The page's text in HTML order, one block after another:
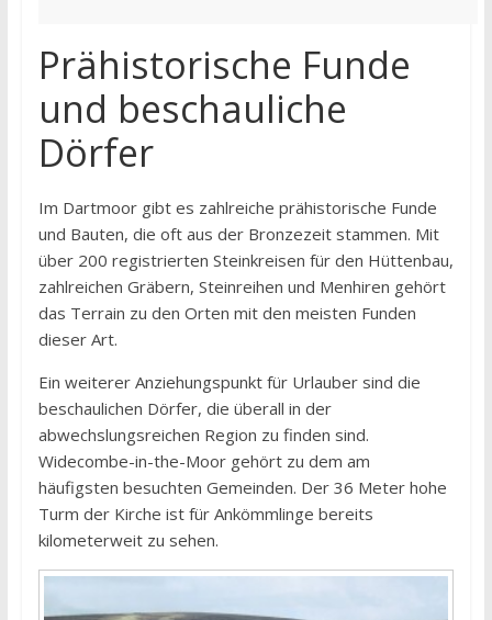
Prähistorische Funde
und beschauliche
Dörfer
Im Dartmoor gibt es zahlreiche prähistorische Funde
und Bauten, die oft aus der Bronzezeit stammen. Mit
über 200 registrierten Steinkreisen für den Hüttenbau,
zahlreichen Gräbern, Steinreihen und Menhiren gehört
das Terrain zu den Orten mit den meisten Funden
dieser Art.
Ein weiterer Anziehungspunkt für Urlauber sind die
beschaulichen Dörfer, die überall in der
abwechslungsreichen Region zu finden sind.
Widecombe-in-the-Moor gehört zu dem am
häufigsten besuchten Gemeinden. Der 36 Meter hohe
Turm der Kirche ist für Ankömmlinge bereits
kilometerweit zu sehen.